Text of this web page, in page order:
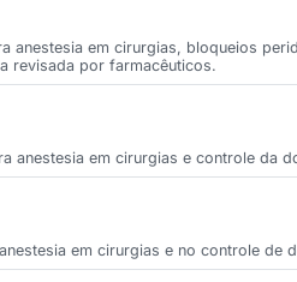
anestesia em cirurgias, bloqueios
revisada por farmacêuticos.
anestesia em cirurgias e controle da
em cirurgias e no controle